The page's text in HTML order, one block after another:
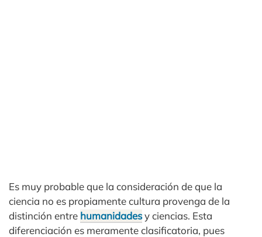
Es muy probable que la consideración de que la
ciencia no es propiamente cultura provenga de la
distinción entre humanidadesy ciencias. Esta
diferenciación es meramente clasificatoria, pues